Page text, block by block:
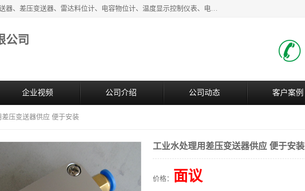
河南新瑞普测控技术有限公司主营：压力变送器、液位变送器、差压变送器、雷达料位计、电容物位计、温度显示控制仪表、电量变送器、流量计、工业自动化系统成套设备。
公司
企业视频 公司介绍 公司动态 客户案例
压变送器供应 便于安装
工业水处理用差压变送器供应 便于安装
价格： 面议